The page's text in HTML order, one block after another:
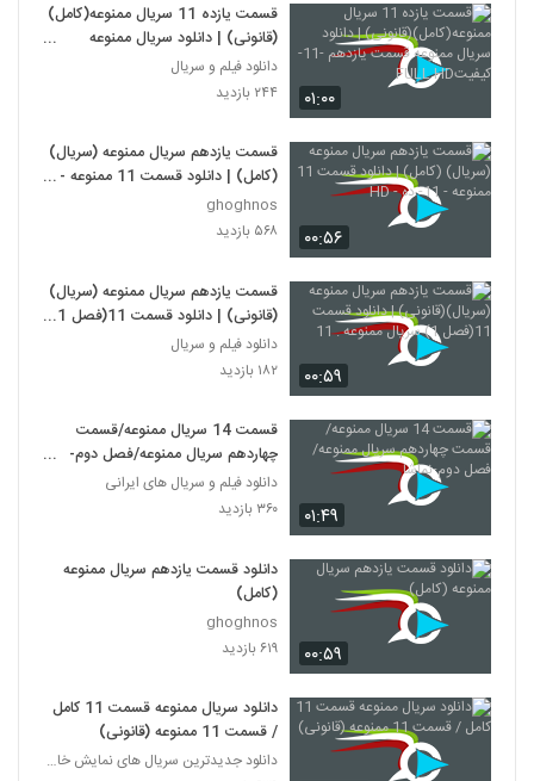
۰۱:۰۰
قسمت یازده 11 سریال ممنوعه(کامل)
(قانونی) | دانلود سریال ممنوعه
قسمت یازدهم -11-کیفیتFULL HD
دانلود فیلم و سریال
۲۴۴ بازدید
۰۰:۵۶
قسمت یازدهم سریال ممنوعه (سریال)
(کامل) | دانلود قسمت 11 ممنوعه -
11- ده - HD
ghoghnos
۵۶۸ بازدید
۰۰:۵۹
قسمت یازدهم سریال ممنوعه (سریال)
(قانونی) | دانلود قسمت 11(فصل 1)
سریال ممنوعه . 11
دانلود فیلم و سریال
۱۸۲ بازدید
۰۱:۴۹
قسمت 14 سریال ممنوعه/قسمت
چهاردهم سریال ممنوعه/فصل دوم-
نماشا
دانلود فیلم و سریال های ایرانی
۳۶۰ بازدید
۰۰:۵۹
دانلود قسمت یازدهم سریال ممنوعه
(کامل)
ghoghnos
۶۱۹ بازدید
دانلود سریال ممنوعه قسمت 11 کامل
/ قسمت 11 ممنوعه (قانونی)
دانلود جدیدترین سریال های نمایش خانگی